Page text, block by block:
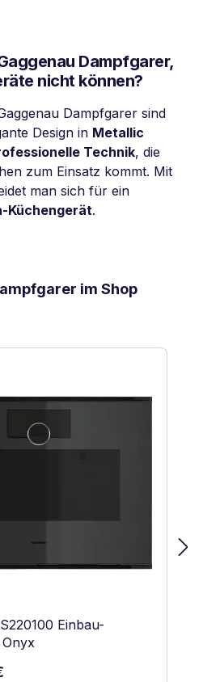
Dampfgarer,
nicht können?
Dampfgarer sind
Design in Metallic
Technik, die
zum Einsatz kommt. Mit
man sich für ein
Küchengerät.
überspringenim Shop
Einbau-